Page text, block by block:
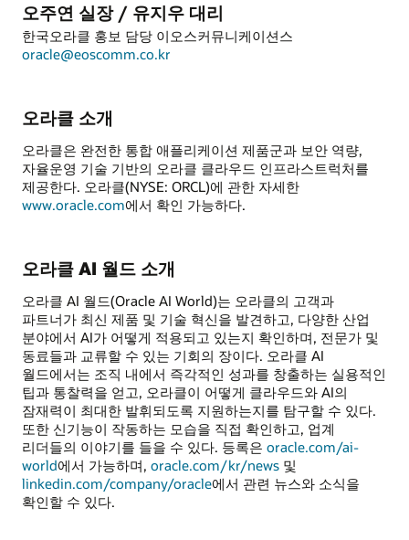
오주연 실장 / 유지우 대리
한국오라클 홍보 담당 이오스커뮤니케이션스
oracle@eoscomm.co.kr
오라클 소개
오라클은 완전한 통합 애플리케이션 제품군과 보안 역량,
자율운영 기술 기반의 오라클 클라우드 인프라스트럭처를
제공한다. 오라클(NYSE: ORCL)에 관한 자세한
www.oracle.com에서 확인 가능하다.
오라클 AI 월드 소개
오라클 AI 월드(Oracle AI World)는 오라클의 고객과
파트너가 최신 제품 및 기술 혁신을 발견하고, 다양한 산업
분야에서 AI가 어떻게 적용되고 있는지 확인하며, 전문가 및
동료들과 교류할 수 있는 기회의 장이다. 오라클 AI
월드에서는 조직 내에서 즉각적인 성과를 창출하는 실용적인
팁과 통찰력을 얻고, 오라클이 어떻게 클라우드와 AI의
잠재력이 최대한 발휘되도록 지원하는지를 탐구할 수 있다.
또한 신기능이 작동하는 모습을 직접 확인하고, 업계
리더들의 이야기를 들을 수 있다. 등록은 oracle.com/ai-
world에서 가능하며, oracle.com/kr/news 및
linkedin.com/company/oracle에서 관련 뉴스와 소식을
확인할 수 있다.